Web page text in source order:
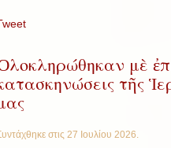
μὲ
τῆς
στις 27 Ιουλίου 2026.